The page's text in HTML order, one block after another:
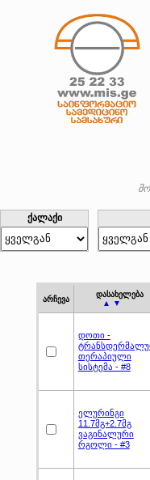
ქალაქი
არჩევა
დასახელება
▲ ▼
დოთი -
თერაპიული
სისტემა - #8
ელურინგი
11.7მგ+2.7მგ
ვაგინალური
რგოლი - #3